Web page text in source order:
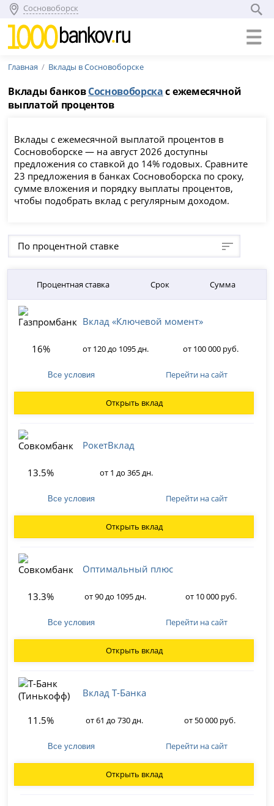
Сосновоборск
Главная Вклады в Сосновоборске
Вклады банковСосновоборскас ежемесячной
выплатой процентов
Вклады с ежемесячной выплатой процентов в
Сосновоборске — на август 2026 доступны
предложения со ставкой до 14% годовых. Сравните
23 предложения в банках Сосновоборска по сроку,
сумме вложения и порядку выплаты процентов,
чтобы подобрать вклад с регулярным доходом.
По процентной ставке
Процентная ставка Срок Сумма
Вклад «Ключевой момент»
16% от 120 до 1095 дн. от 100 000 руб.
Все условия Перейти на сайт
Открыть вклад
РокетВклад
13.5% от 1 до 365 дн.
Все условия Перейти на сайт
Открыть вклад
Оптимальный плюс
13.3% от 90 до 1095 дн. от 10 000 руб.
Все условия Перейти на сайт
Открыть вклад
Вклад Т-Банка
11.5% от 61 до 730 дн. от 50 000 руб.
Все условия Перейти на сайт
Открыть вклад